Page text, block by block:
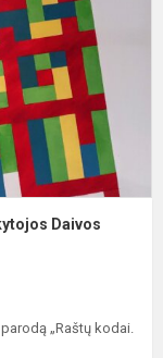
Daivos
„Raštų kodai.